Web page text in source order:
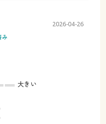
み
2026-04-26
大きい